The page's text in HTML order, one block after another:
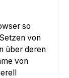
so
von
über deren
von